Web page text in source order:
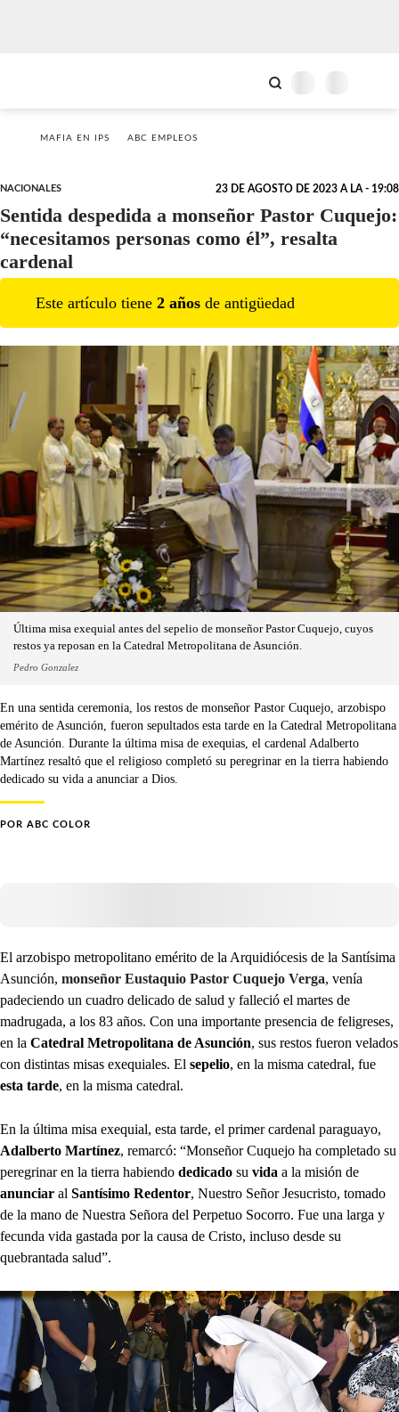
MAFIA EN IPS ABC EMPLEOS
NACIONALES 23 DE AGOSTO DE 2023 A LA - 19:08
Sentida despedida a monseñor Pastor Cuquejo:
“necesitamos personas como él”, resalta
cardenal
Este artículo tiene 2 años de antigüedad
Última misa exequial antes del sepelio de monseñor Pastor Cuquejo, cuyos
restos ya reposan en la Catedral Metropolitana de Asunción.
Pedro Gonzalez
En una sentida ceremonia, los restos de monseñor Pastor Cuquejo, arzobispo
emérito de Asunción, fueron sepultados esta tarde en la Catedral Metropolitana
de Asunción. Durante la última misa de exequias, el cardenal Adalberto
Martínez resaltó que el religioso completó su peregrinar en la tierra habiendo
dedicado su vida a anunciar a Dios.
POR ABC COLOR
El arzobispo metropolitano emérito de la Arquidiócesis de la Santísima
Asunción, monseñor Eustaquio Pastor Cuquejo Verga, venía
padeciendo un cuadro delicado de salud y falleció el martes de
madrugada, a los 83 años. Con una importante presencia de feligreses,
en la Catedral Metropolitana de Asunción, sus restos fueron velados
con distintas misas exequiales. El sepelio, en la misma catedral, fue
esta tarde, en la misma catedral.
En la última misa exequial, esta tarde, el primer cardenal paraguayo,
Adalberto Martínez, remarcó: “Monseñor Cuquejo ha completado su
peregrinar en la tierra habiendo dedicado su vida a la misión de
anunciar al Santísimo Redentor, Nuestro Señor Jesucristo, tomado
de la mano de Nuestra Señora del Perpetuo Socorro. Fue una larga y
fecunda vida gastada por la causa de Cristo, incluso desde su
quebrantada salud”.